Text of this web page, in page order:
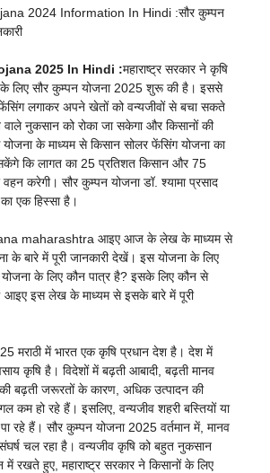
2024 Information In Hindi :सौर कुम्पन
2025 In Hindi :महाराष्ट्र सरकार ने कृषि
के लिए सौर कुम्पन योजना 2025 शुरू की है। इससे
लगाकर अपने खेतों को वन्यजीवों से बचा सकते
नुकसान को रोका जा सकेगा और किसानों की
योजना के माध्यम से किसान सोलर फेंसिंग योजना का
कि लागत का 25 प्रतिशत किसान और 75
करेगी। सौर कुम्पन योजना डॉ. श्यामा प्रसाद
एक हिस्सा है।
maharashtra आइए आज के लेख के माध्यम से
के बारे में पूरी जानकारी देखें। इस योजना के लिए
के लिए कौन पात्र है? इसके लिए कौन से
इस लेख के माध्यम से इसके बारे में पूरी
मराठी में भारत एक कृषि प्रधान देश है। देश में
कृषि है। विदेशों में बढ़ती आबादी, बढ़ती मानव
की बढ़ती जरूरतों के कारण, अधिक उत्पादन की
कम हो रहे हैं। इसलिए, वन्यजीव शहरी बस्तियों या
रहे हैं। सौर कुम्पन योजना 2025 वर्तमान में, मानव
चल रहा है। वन्यजीव कृषि को बहुत नुकसान
रखते हुए, महाराष्ट्र सरकार ने किसानों के लिए